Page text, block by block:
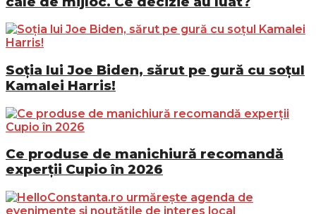
Soția lui Joe Biden, sărut pe gură cu soțul
Kamalei Harris!
Ce produse de manichiură recomandă
experții Cupio în 2026